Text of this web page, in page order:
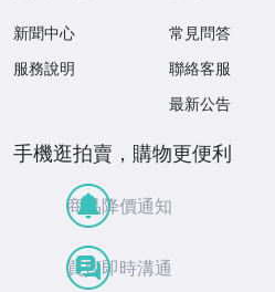
新聞中心
服務說明
常見問答
聯絡客服
最新公告
手機逛拍賣，購物更便利
商品降價通知
買賣即時溝通